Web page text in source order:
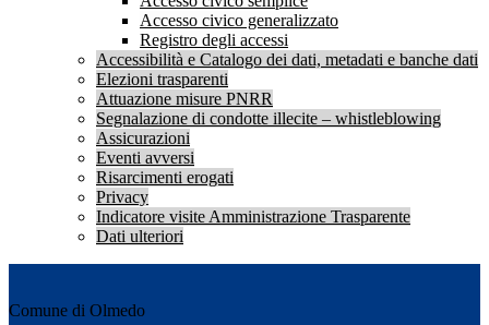
Accesso civico generalizzato
Registro degli accessi
Accessibilità e Catalogo dei dati, metadati e banche dati
Elezioni trasparenti
Attuazione misure PNRR
Segnalazione di condotte illecite – whistleblowing
Assicurazioni
Eventi avversi
Risarcimenti erogati
Privacy
Indicatore visite Amministrazione Trasparente
Dati ulteriori
Comune di Olmedo